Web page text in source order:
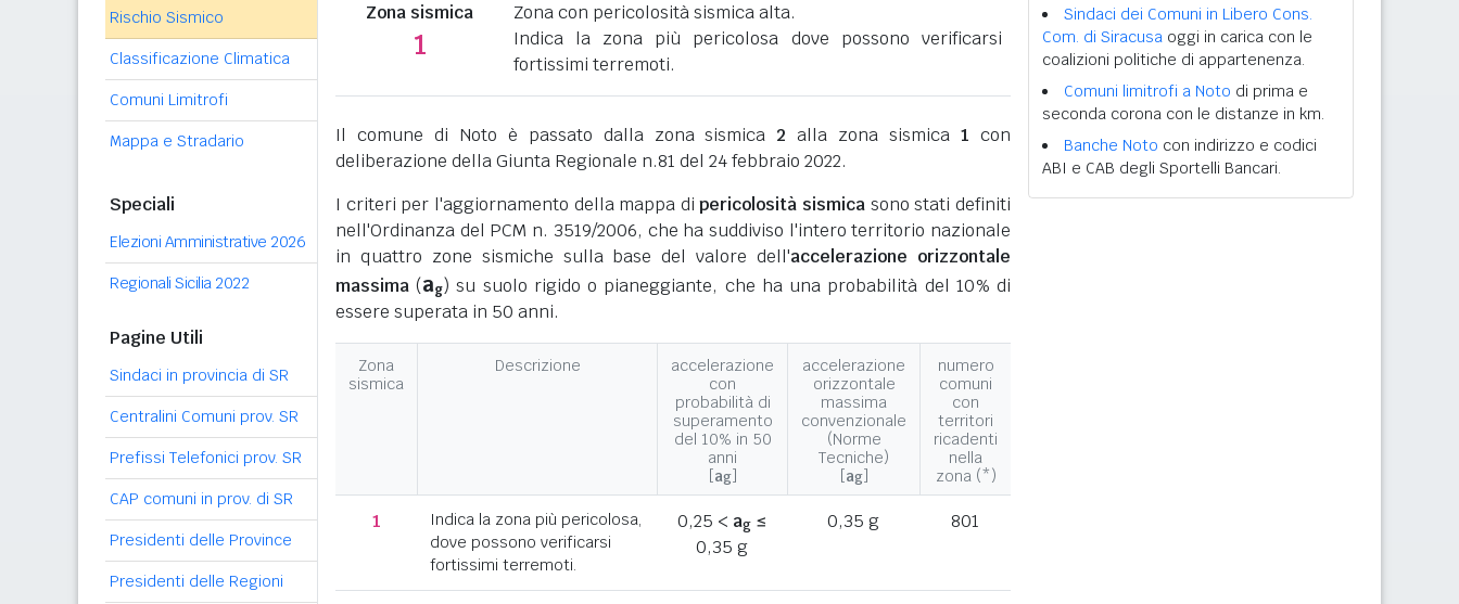
Rischio Sismico
Classificazione Climatica
Comuni Limitrofi
Mappa e Stradario
Speciali
Elezioni Amministrative 2026
Regionali Sicilia 2022
Pagine Utili
Sindaci in provincia di SR
Centralini Comuni prov. SR
Prefissi Telefonici prov. SR
CAP comuni in prov. di SR
Presidenti delle Province
Presidenti delle Regioni
Zona sismica
1
Zona con pericolosità sismica alta.
Indica la zona più pericolosa dove possono verificarsi
fortissimi terremoti.
Il comune di Noto è passato dalla zona sismica 2 alla zona sismica1 con
deliberazione della Giunta Regionale n.81 del 24 febbraio 2022.
I criteri per l'aggiornamento della mappa dipericolosità sismica sono stati definiti
nell'Ordinanza del PCM n. 3519/2006, che ha suddiviso l'intero territorio nazionale
in quattro zone sismiche sulla base del valore dell'accelerazione orizzontale
massima (ag) su suolo rigido o pianeggiante, che ha una probabilità del 10% di
essere superata in 50 anni.
Zona
sismica
Descrizione
accelerazione
con
probabilità di
superamento
del 10% in 50
anni
[ag]
accelerazione
orizzontale
massima
convenzionale
(Norme
Tecniche)
[ag]
numero
comuni
con
territori
ricadenti
nella
zona (*)
1
Indica la zona più pericolosa,
dove possono verificarsi
fortissimi terremoti.
0,25 < ag≤
0,35 g
0,35 g 801
Sindaci dei Comuni in Libero Cons.
Com. di Siracusa oggi in carica con le
coalizioni politiche di appartenenza.
Comuni limitrofi a Noto di prima e
seconda corona con le distanze in km.
Banche Noto con indirizzo e codici
ABI e CAB degli Sportelli Bancari.